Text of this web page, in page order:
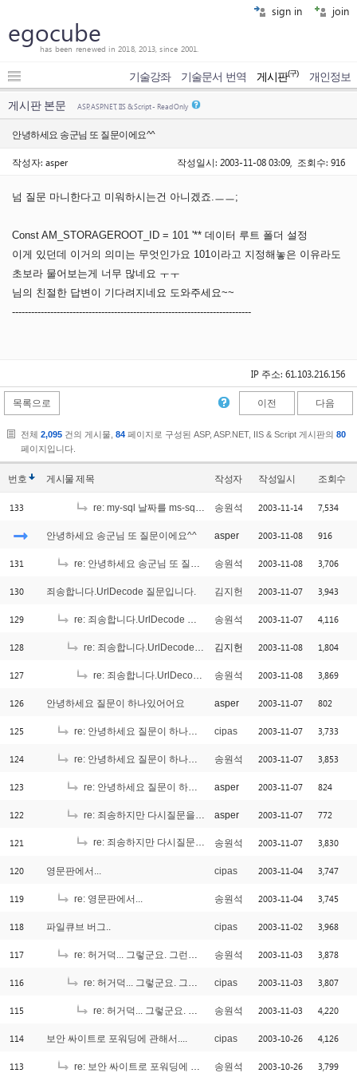
sign in join
egocube
has been renewed in 2018, 2013, since 2001.
기술강좌 기술문서 번역 게시판(구) 개인정보
게시판 본문 ASP, ASP.NET, IIS & Script - Read Only
안녕하세요 송군님 또 질문이에요^^
작성자: asper 작성일시: 2003-11-08 03:09, 조회수: 916
넘 질문 마니한다고 미워하시는건 아니겠죠.ㅡㅡ;
Const AM_STORAGEROOT_ID = 101 '** 데이터 루트 폴더 설정
이게 있던데 이거의 의미는 무엇인가요 101이라고 지정해놓은 이유라도
초보라 물어보는게 너무 많네요 ㅜㅜ
님의 친절한 답변이 기다려지네요 도와주세요~~
---------------------------------------------------------------------------
IP 주소: 61.103.216.156
목록으로 이전 다음
전체 2,095 건의 게시물, 84 페이지로 구성된 ASP, ASP.NET, IIS & Script 게시판의 80
페이지입니다.
번호 게시물제목 작성자 작성일시 조회수
133 re: my-sql 날짜를 ms-sql로 가지고 왔는데... 송원석 2003-11-14 7,534
안녕하세요 송군님 또 질문이에요^^ asper 2003-11-08 916
131 re: 안녕하세요 송군님 또 질문이에요^^ 송원석 2003-11-08 3,706
130 죄송합니다.UrlDecode 질문입니다. 김지헌 2003-11-07 3,943
129 re: 죄송합니다.UrlDecode 질문입니다. 송원석 2003-11-07 4,116
128 re: 죄송합니다.UrlDecode 질문입니다. 김지헌 2003-11-08 1,804
127 re: 죄송합니다.UrlDecode 질문입니다. 송원석 2003-11-08 3,869
126 안녕하세요 질문이 하나있어어요 asper 2003-11-07 802
125 re: 안녕하세요 질문이 하나있어어요 cipas 2003-11-07 3,733
124 re: 안녕하세요 질문이 하나있어어요 송원석 2003-11-07 3,853
123 re: 안녕하세요 질문이 하나있어어요 asper 2003-11-07 824
122 re: 죄송하지만 다시질문을 ^^ asper 2003-11-07 772
121 re: 죄송하지만 다시질문을 ^^ [1]
송원석 2003-11-07 3,830
120 영문판에서... cipas 2003-11-04 3,747
119 re: 영문판에서... 송원석 2003-11-04 3,745
118 파일큐브 버그.. cipas 2003-11-02 3,968
117 re: 허거덕... 그렇군요. 그런데 조금 이상한 점이... ^_^;;; 송원석 2003-11-03 3,878
116 re: 허거덕... 그렇군요. 그런데 조금 이상한 점이... ^_^;;; cipas 2003-11-03 3,807
115 re: 허거덕... 그렇군요. 그런데 조금 이상한 점이... ^_^;;; 송원석 2003-11-03 4,220
114 보안 싸이트로 포워딩에 관해서.... cipas 2003-10-26 4,126
113 re: 보안 싸이트로 포워딩에 관해서.... 송원석 2003-10-26 3,799